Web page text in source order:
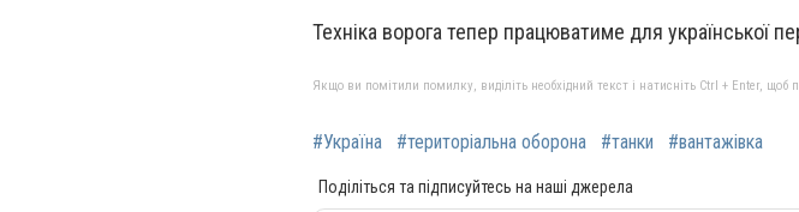
Техніка ворога тепер працюватиме для української
Якщо ви помітили помилку, виділіть необхідний текст і натисніть Ctrl + Enter, щоб
#Україна #територіальна оборона #танки #вантажівка
Поділіться та підписуйтесь на наші джерела